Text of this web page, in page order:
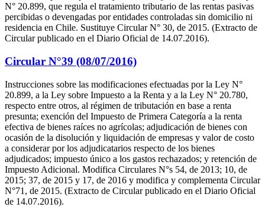
N° 20.899, que regula el tratamiento tributario de las rentas pasivas
percibidas o devengadas por entidades controladas sin domicilio ni
residencia en Chile. Sustituye Circular N° 30, de 2015. (Extracto de
Circular publicado en el Diario Oficial de 14.07.2016).
Circular N°39 (08/07/2016)
Instrucciones sobre las modificaciones efectuadas por la Ley N°
20.899, a la Ley sobre Impuesto a la Renta y a la Ley N° 20.780,
respecto entre otros, al régimen de tributación en base a renta
presunta; exención del Impuesto de Primera Categoría a la renta
efectiva de bienes raíces no agrícolas; adjudicación de bienes con
ocasión de la disolución y liquidación de empresas y valor de costo
a considerar por los adjudicatarios respecto de los bienes
adjudicados; impuesto único a los gastos rechazados; y retención de
Impuesto Adicional. Modifica Circulares N°s 54, de 2013; 10, de
2015; 37, de 2015 y 17, de 2016 y modifica y complementa Circular
N°71, de 2015. (Extracto de Circular publicado en el Diario Oficial
de 14.07.2016).